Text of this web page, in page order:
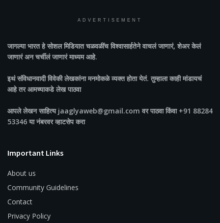
ADVERTISEMENT
जागल्या भारतहे सोशल मिडियात चळवळींच विश्वासार्हतेने वाचलं जाणारं, शेअर केलं
जाणारं अन चर्चीलं जाणारं माध्यम आहे.
इथं संविधानवादी विवेकी लेखकांना मनमोकळे व्यक्त होता येतं. तुम्हाला काही मांडायचं
आहे तर आमच्याकडे लेख पाठवा
आपले लेखन साहित्य jaaglyaweb@gmail.com वर पाठवा किंवा +91 88284
53346 या नंबरवर व्हाटसेप करा
Important Links
About us
Community Guidelines
Contact
Privacy Policy